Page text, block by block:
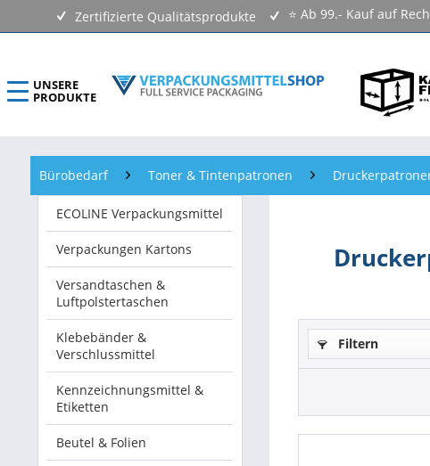
Zertifizierte Qualitätsprodukte ⭐ Ab 99.- Kauf auf
UNSERE
PRODUKTE
ECOLINE Verpackungsmittel
Verpackungen Kartons
Versandtaschen & Luftpolstertaschen
Klebebänder & Verschlussmittel
Kennzeichnungsmittel & Etiketten
Beutel & Folien
Verpackungsmaterial & Verpackungsmittel
Betriebsausstattung & Lagerausstattung
Bürobedarf Toner & Tintenpatronen
ECOLINE Verpackungsmittel
Verpackungen Kartons
Versandtaschen &
Luftpolstertaschen
Klebebänder &
Verschlussmittel
Kennzeichnungsmittel &
Etiketten
Beutel & Folien
Filtern